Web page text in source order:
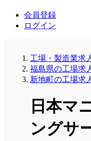
会員登録
ログイン
工場・製造業求
福島県の工場求
新地町の工場求
日本マ
ングサ